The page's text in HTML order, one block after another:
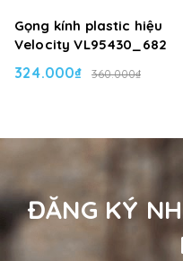
Gọng kính plastic hiệu
Velocity VL95430_682
324.000₫ 360.000₫
ĐĂNG KÝ